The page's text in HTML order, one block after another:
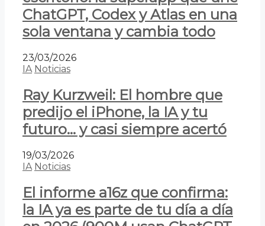
ChatGPT, Codex y Atlas en una
sola ventana y cambia todo
23/03/2026
IA Noticias
Ray Kurzweil: El hombre que
predijo el iPhone, la IA y tu
futuro… y casi siempre acertó
19/03/2026
IA Noticias
El informe a16z que confirma:
la IA ya es parte de tu día a día